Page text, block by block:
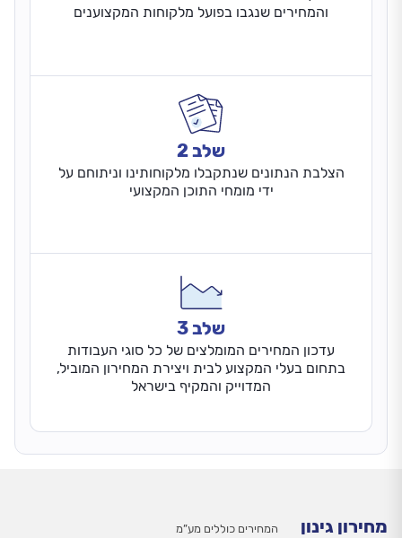
והמחירים שנגבו בפועל מלקוחות המקצוענים
שלב 2
הצלבת הנתונים שנתקבלו מלקוחותינו וניתוחם על
ידי מומחי התוכן המקצועי
שלב 3
עדכון המחירים המומלצים של כל סוגי העבודות
בתחום בעלי המקצוע לבית ויצירת המחירון המוביל,
המדוייק והמקיף בישראל
מחירון גינון המחירים כוללים מע”מ